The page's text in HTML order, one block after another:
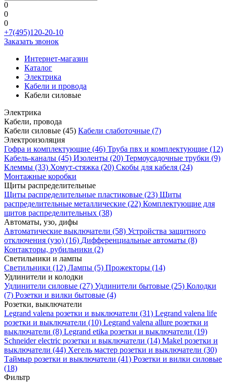
0
0
0
+7(495)120-20-10
Заказать звонок
Интернет-магазин
Каталог
Электрика
Кабели и провода
Кабели силовые
Электрика
Кабели, провода
Кабели силовые (45) Кабели слаботочные (7)
Электроизоляция
Гофра и комплектующие (46) Труба пвх и комплектующие (12)
Кабель-каналы (45) Изоленты (20) Термоусадочные трубки (9)
Клеммы (33) Хомут-стяжка (20) Скобы для кабеля (24)
Монтажные коробки
Щиты распределительные
Щиты распределительные пластиковые (23) Щиты
распределительные металлические (22) Комплектующие для
щитов распределительных (38)
Автоматы, узо, дифы
Автоматические выключатели (58) Устройства защитного
отключения (узо) (16) Дифференциальные автоматы (8)
Контакторы, рубильники (2)
Светильники и лампы
Светильники (12) Лампы (5) Прожекторы (14)
Удлинители и колодки
Удлинители силовые (27) Удлинители бытовые (25) Колодки
(7) Розетки и вилки бытовые (4)
Розетки, выключатели
Legrand valena розетки и выключатели (31) Legrand valena life
розетки и выключатели (10) Legrand valena allure розетки и
выключатели (8) Legrand etika розетки и выключатели (19)
Schneider electric розетки и выключатели (14) Makel розетки и
выключатели (44) Хегель мастер розетки и выключатели (30)
Таймыр розетки и выключатели (41) Розетки и вилки силовые
(18)
Фильтр